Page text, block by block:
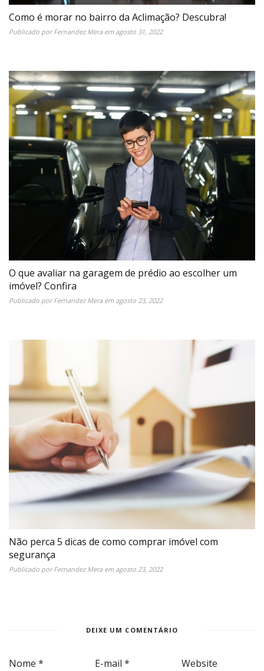
Como é morar no bairro da Aclimação? Descubra!
Publicado porFernandez Meraem agosto 31, 2022
O que avaliar na garagem de prédio ao escolher um
imóvel? Confira
Publicado porFernandez Meraem agosto 23, 2022
Não perca 5 dicas de como comprar imóvel com
segurança
Publicado porFernandez Meraem agosto 23, 2022
DEIXE UM COMENTÁRIO
Nome * E-mail* Website